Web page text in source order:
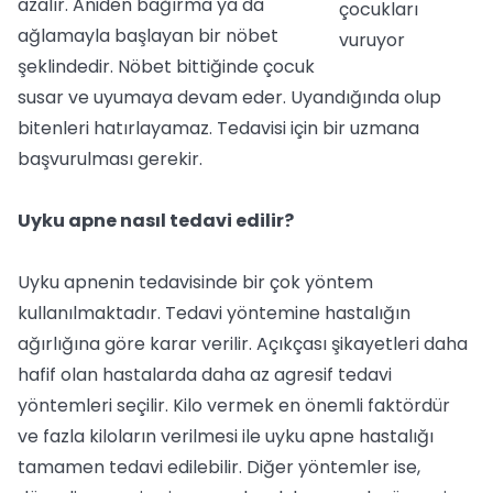
ağlamayla başlayan bir nöbet
şeklindedir. Nöbet bittiğinde çocuk
susar ve uyumaya devam eder. Uyandığında olup
bitenleri hatırlayamaz. Tedavisi için bir uzmana
başvurulması gerekir.
Uyku apne nasıl tedavi edilir?
Uyku apnenin tedavisinde bir çok yöntem
kullanılmaktadır. Tedavi yöntemine hastalığın
ağırlığına göre karar verilir. Açıkçası şikayetleri daha
hafif olan hastalarda daha az agresif tedavi
yöntemleri seçilir. Kilo vermek en önemli faktördür
ve fazla kiloların verilmesi ile uyku apne hastalığı
tamamen tedavi edilebilir. Diğer yöntemler ise,